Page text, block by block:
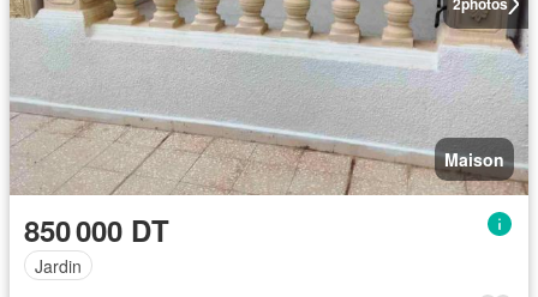
Maison
850 000 DT
Jardin